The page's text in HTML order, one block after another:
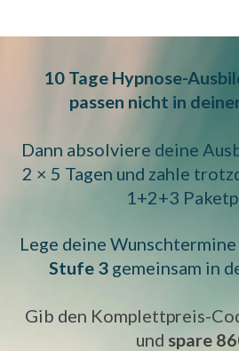
10 Tage Hypnose-
passen nicht in
Dann absolviere deine
2 × 5 Tagen und zahle
1+2+3
Lege deine
Stufe 3gemeinsam in
Gib den Komplettpreis-
und spare